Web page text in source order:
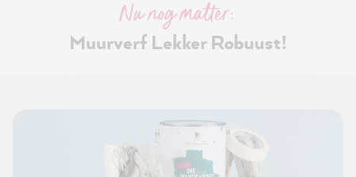
Nu nog matter:
Muurverf Lekker Robuust!